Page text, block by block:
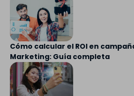
Cómo calcular el ROI en
Marketing: Guía completa